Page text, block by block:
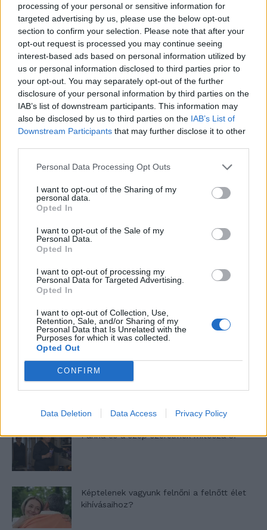
processing of your personal or sensitive information for
targeted advertising by us, please use the below opt-out
section to confirm your selection. Please note that after your
opt-out request is processed you may continue seeing
interest-based ads based on personal information utilized by
us or personal information disclosed to third parties prior to
your opt-out. You may separately opt-out of the further
disclosure of your personal information by third parties on the
IAB’s list of downstream participants. This information may
also be disclosed by us to third parties on the IAB’s List of
Downstream Participants that may further disclose it to other
Personal Data Processing Opt Outs
I want to opt-out of the Sharing of my
personal data.
Opted In
I want to opt-out of the Sale of my
Personal Data.
Opted In
I want to opt-out of processing my
Personal Data for Targeted Advertising.
Opted In
I want to opt-out of Collection, Use,
Retention, Sale, and/or Sharing of my
Personal Data that Is Unrelated with the
Purposes for which it was collected.
Opted Out
CONFIRM
Data Deletion Data Access Privacy Policy
T. szereti a fiatal lányokat 14. rész
Pedig szóltam… – Miért nem hiszünk a
nőknek, amikor segítséget kérnek?
A legidegesítőbb kifejezések laza
A világ legismertebb ruhái
Nyár, nevetés, anekdoták
Panna és a szép szerelmek mítosza 3.
Képtelenek vagyunk felnőni a felnőtt élet
kihívásaihoz?